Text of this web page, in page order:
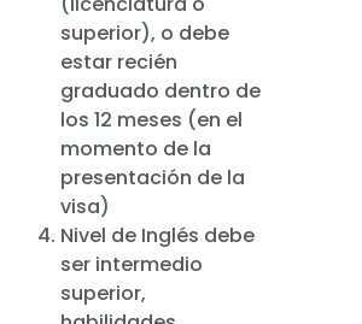
superior), o debe
estar recién
graduado dentro de
los 12 meses (en el
momento de la
presentación de la
visa)
Nivel de Inglés debe
ser intermedio
superior,